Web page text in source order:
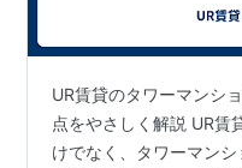
UR賃貸のタワーマンシ
点をやさしく解説 UR賃
けでなく、タワーマンシ